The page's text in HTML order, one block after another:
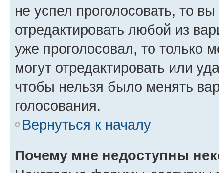
не успел проголосовать, то
отредактировать любой из
уже проголосовал, то только
могут отредактировать или
чтобы нельзя было менять
голосования.
Вернуться к началу
Почему мне недоступны